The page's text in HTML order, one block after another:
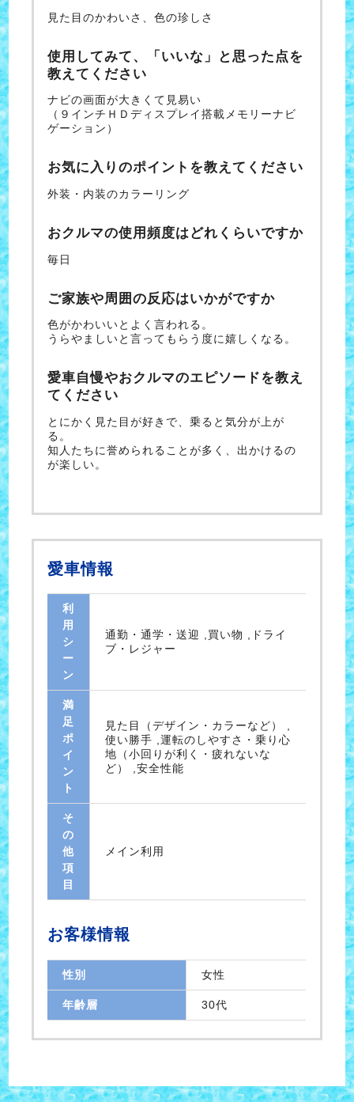
見た目のかわいさ、色の珍しさ
使用してみて、「いいな」と思った点を
教えてください
ナビの画面が大きくて見易い
（９インチＨＤディスプレイ搭載メモリーナビ
ゲーション）
お気に入りのポイントを教えてください
外装・内装のカラーリング
おクルマの使用頻度はどれくらいですか
毎日
ご家族や周囲の反応はいかがですか
色がかわいいとよく言われる。
うらやましいと言ってもらう度に嬉しくなる。
愛車自慢やおクルマのエピソードを教え
てください
とにかく見た目が好きで、乗ると気分が上が
る。
知人たちに誉められることが多く、出かけるの
が楽しい。
愛車情報
利
用
シ
ー
ン
通勤・通学・送迎 ,買い物 ,ドライ
ブ・レジャー
満
足
ポ
イ
ン
ト
見た目（デザイン・カラーなど） ,
使い勝手 ,運転のしやすさ・乗り心
地（小回りが利く・疲れないな
ど） ,安全性能
そ
の
他
項
目
メイン利用
お客様情報
性別 女性
年齢層 30代